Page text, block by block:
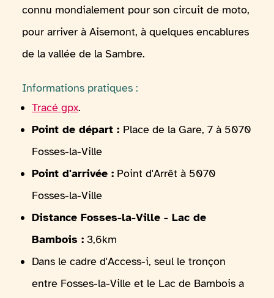
connu mondialement pour son circuit de moto,
pour arriver à Aisemont, à quelques encablures
de la vallée de la Sambre.
Informations pratiques :
Tracé gpx.
Point de départ : Place de la Gare, 7 à 5070
Fosses-la-Ville
Point d'arrivée : Point d'Arrêt à 5070
Fosses-la-Ville
Distance Fosses-la-Ville - Lac de
Bambois : 3,6km
Dans le cadre d'Access-i, seul le tronçon
entre Fosses-la-Ville et le Lac de Bambois a